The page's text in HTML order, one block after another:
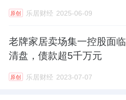
原创 乐居财经 2025-06-09
老牌家居卖场集一控股面临
清盘，债款超5千万元
原创 乐居财经 2023-07-07